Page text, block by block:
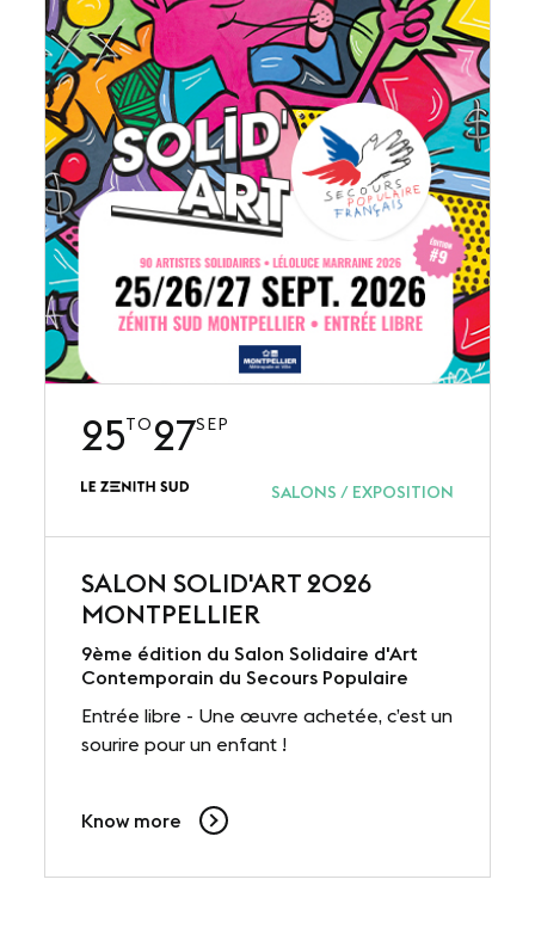
25TO27SEP
SALONS / EXPOSITION
SALON SOLID'ART 2026
MONTPELLIER
9ème édition du Salon Solidaire d'Art
Contemporain du Secours Populaire
Entrée libre - Une œuvre achetée, c’est un
sourire pour un enfant !
Know more